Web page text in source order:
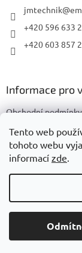
Tento web
tohoto webu
informací zde.
jmtechnik@
+420 596 633
+420 603 857
Informace pro
Obchodní podmínky
Podmínky ochrany
Copyright 2026